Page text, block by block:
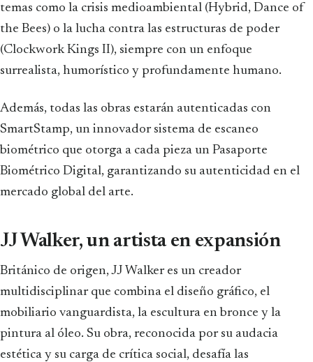
temas como la crisis medioambiental (Hybrid, Dance of
the Bees) o la lucha contra las estructuras de poder
(Clockwork Kings II), siempre con un enfoque
surrealista, humorístico y profundamente humano.
Además, todas las obras estarán autenticadas con
SmartStamp, un innovador sistema de escaneo
biométrico que otorga a cada pieza un Pasaporte
Biométrico Digital, garantizando su autenticidad en el
mercado global del arte.
JJ Walker, un artista en expansión
Británico de origen, JJ Walker es un creador
multidisciplinar que combina el diseño gráfico, el
mobiliario vanguardista, la escultura en bronce y la
pintura al óleo. Su obra, reconocida por su audacia
estética y su carga de crítica social, desafía las